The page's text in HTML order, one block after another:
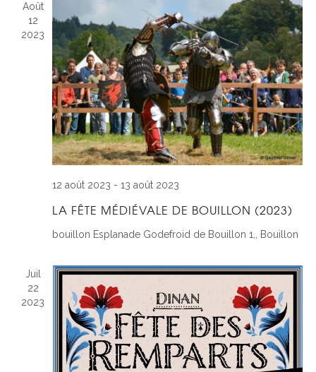
Août
12
2023
12 août 2023 - 13 août 2023
LA FÊTE MÉDIÉVALE DE BOUILLON (2023)
bouillon Esplanade Godefroid de Bouillon 1,, Bouillon
Juil
22
2023